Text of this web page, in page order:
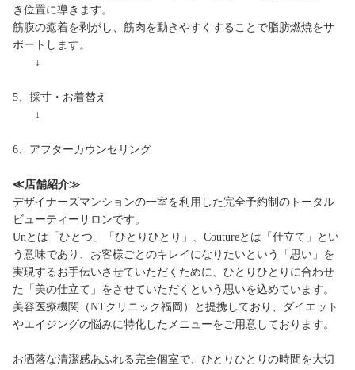
き位置に導きます。
筋膜の癒着を剥がし、筋肉を動きやすくすることで脂肪燃焼をサ
ポートします。
↓
5、採寸・お着替え
↓
6、アフターカウンセリング
≪店舗紹介≫
デザイナーズマンションの一室を利用した完全予約制のトータル
ビューティーサロンです。
Unとは「ひとつ」「ひとりひとり」、Coutureとは「仕立て」とい
う意味であり、お客様ごとのキレイになりたいという「思い」を
実現するお手伝いさせていただくために、ひとりひとりに合わせ
た「美の仕立て」をさせていただくという思いを込めています。
美容医療機関（NTクリニック福岡）と提携しており、ダイエット
やエイジングの悩みに特化したメニューをご用意しております。
お洒落な清潔感あふれる完全個室で、ひとりひとりの時間を大切